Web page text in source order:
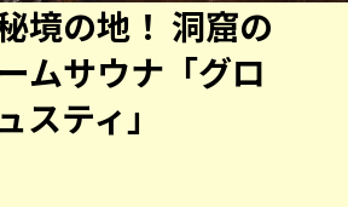
境の地！ 洞窟の
ムサウナ「グロ
スティ」